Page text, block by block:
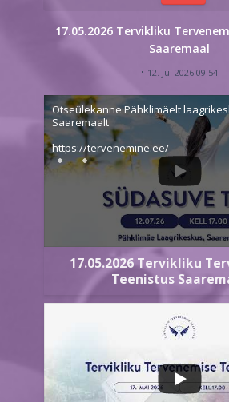
17.05.2026 Tervikliku
Saaremaal
12. Jul 2026 09:54
Otseülekanne Pähklimäelt
Saaremaalt
https://tervenemine.ee/
17.05.2026 Tervikliku
Teenistus